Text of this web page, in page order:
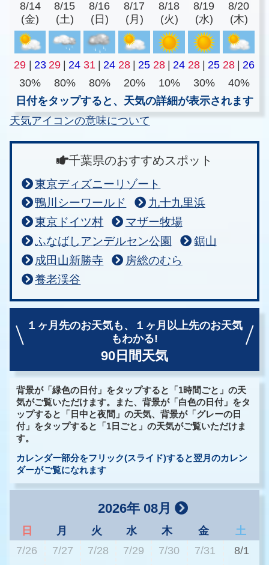
8/14
(金)
8/15
(土)
8/16
(日)
8/17
(月)
8/18
(火)
8/19
(水)
8/20
(木)
29 | 23 29 | 24 31 | 24 28 | 25 28 | 24 28 | 25 28 | 26
30%
80% 80% 20% 10% 30%
40%
日付をタップすると、天気の詳細が表示されます
天気アイコンの意味について
千葉県のおすすめスポット
東京ディズニーリゾート
鴨川シーワールド
九十九里浜
東京ドイツ村
マザー牧場
ふなばしアンデルセン公園
鋸山
成田山新勝寺
房総のむら
養老渓谷
１ヶ月先のお天気も、
１ヶ月以上先のお天気
もわかる!
90日間天気
背景が「緑色の日付」をタップすると「1時間ごと」の天
気がご覧いただけます。また、背景が「白色の日付」をタ
ップすると「日中と夜間」の天気、背景が「グレーの日
付」をタップすると「1日ごと」の天気がご覧いただけま
す。
カレンダー部分をフリック(スライド)すると翌月のカレン
ダーがご覧になれます
2026年 08月
日 月 火 水 木 金
土
7/26
7/27 7/28 7/29 7/30 7/31 8/1